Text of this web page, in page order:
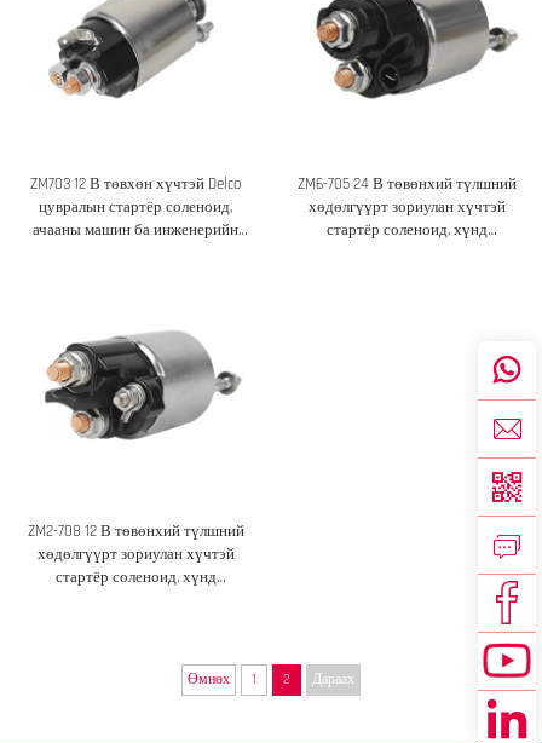
ZM703 12 В төвхөн хүчтэй Delco
цувралын стартёр соленоид,
ачааны машин ба инженерийн
ZM6-705 24 В төвөнхий түлшний
хөдөлгүүрт зориулан хүчтэй
стартёр соленоид, хүнд
ZM2-708 12 В төвөнхий түлшний
хөдөлгүүрт зориулан хүчтэй
стартёр соленоид, хүнд
Өмнөх 1 2 Дараах